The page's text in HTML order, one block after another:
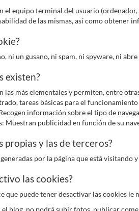
el equipo terminal del usuario
de las mismas, así como obtener
ni un gusano, ni spam, ni spyware, ni
existen?
las más elementales y permiten, entre
tareas básicas para el
información sobre el tipo de
Muestran publicidad en función de su
propias y las de terceros?
por la página que está
las cookies?
que puede tener desactivar las cookies le
blog, no podrá subir fotos, publicar